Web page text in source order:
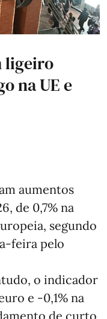
ligeiro
na UE e
aumentos
de 0,7% na
segundo
feira pelo
o indicador
e -0,1% na
de curto